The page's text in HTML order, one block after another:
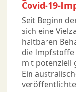
Covid-19-
Seit Beginn
sich eine
haltbaren
die Impfstoffe
mit potenziell
Ein